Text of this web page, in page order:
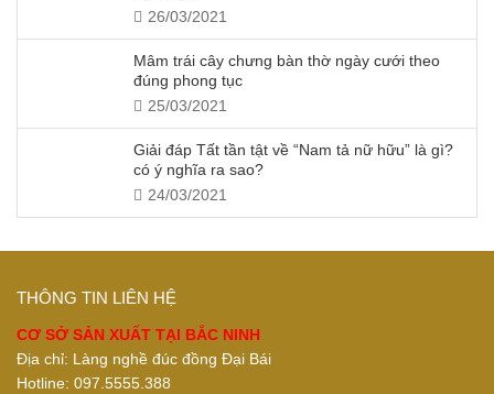
26/03/2021
Mâm trái cây chưng bàn thờ ngày cưới theo
đúng phong tục
25/03/2021
Giải đáp Tất tần tật về “Nam tả nữ hữu” là gì?
có ý nghĩa ra sao?
24/03/2021
THÔNG TIN LIÊN HỆ
CƠ SỞ SẢN XUẤT TẠI BẮC NINH
Địa chỉ: Làng nghề đúc đồng Đại Bái
Hotline: 097.5555.388